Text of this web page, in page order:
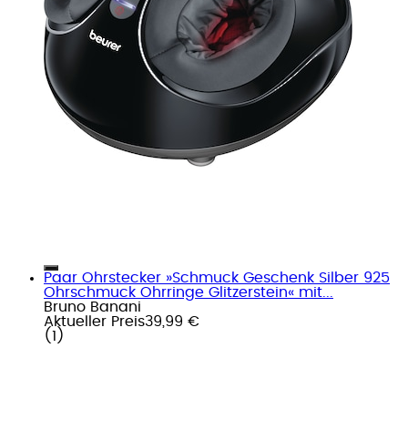
Paar Ohrstecker »Schmuck Geschenk Silber 925
Ohrschmuck Ohrringe Glitzerstein« mit...
Bruno Banani
Aktueller Preis39,99 €
( 1 )